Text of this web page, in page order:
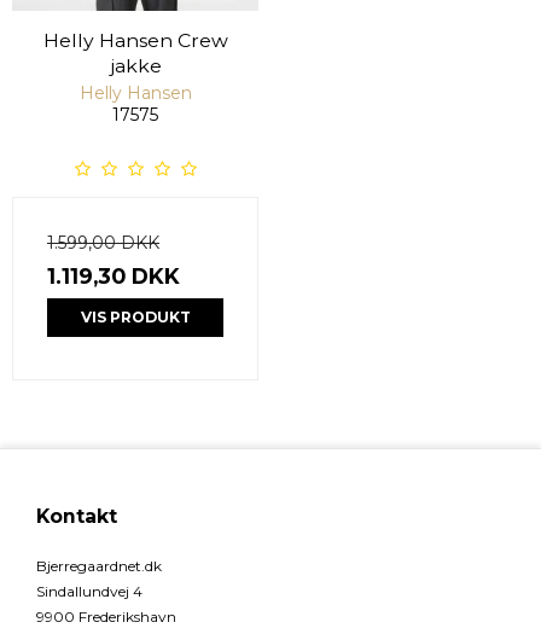
Helly Hansen Crew
jakke
Helly Hansen
17575
1.599,00 DKK
1.119,30 DKK
VIS PRODUKT
Kontakt
Bjerregaardnet.dk
Sindallundvej 4
9900 Frederikshavn